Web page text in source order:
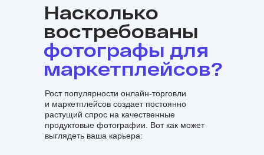
Рост популярности онлайн-торговли
и маркетплейсов создает постоянно
растущий спрос на качественные
продуктовые фотографии. Вот как может
выглядеть ваша карьера:
Насколько
востребованы
фотографы для
маркетплейсов?